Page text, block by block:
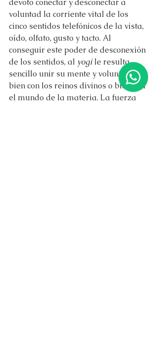
voluntad la corriente vital de los
cinco sentidos telefónicos de la vista,
oído, olfato, gusto y tacto. Al
conseguir este poder de desconexión
de los sentidos, al yogi le resulta
sencillo unir su mente y voluntad
bien con los reinos divinos o bien con
el mundo de la materia. La fuerza